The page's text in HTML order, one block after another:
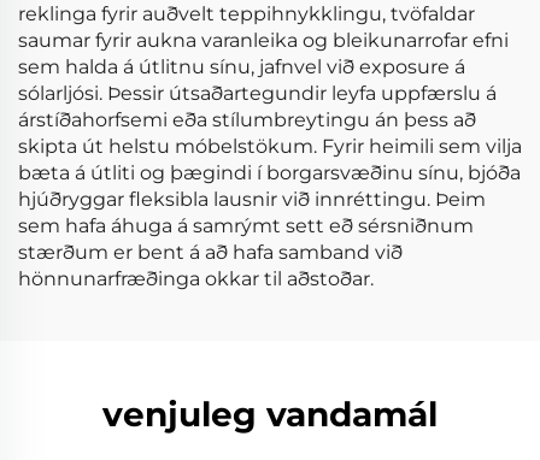
reklinga fyrir auðvelt teppihnykklingu, tvöfaldar
saumar fyrir aukna varanleika og bleikunarrofar efni
sem halda á útlitnu sínu, jafnvel við exposure á
sólarljósi. Þessir útsaðartegundir leyfa uppfærslu á
árstíðahorfsemi eða stílumbreytingu án þess að
skipta út helstu móbelstökum. Fyrir heimili sem vilja
bæta á útliti og þægindi í borgarsvæðinu sínu, bjóða
hjúðryggar fleksibla lausnir við innréttingu. Þeim
sem hafa áhuga á samrýmt sett eð sérsniðnum
stærðum er bent á að hafa samband við
hönnunarfræðinga okkar til aðstoðar.
venjuleg vandamál